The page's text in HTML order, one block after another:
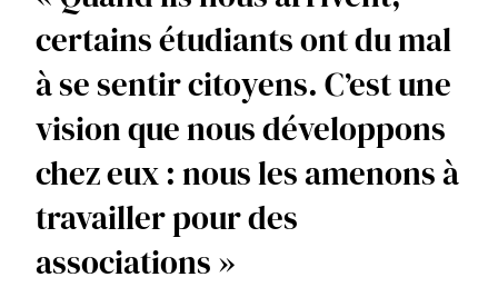
certains étudiants ont du mal
à se sentir citoyens. C’est une
vision que nous développons
chez eux : nous les amenons à
travailler pour des
associations »